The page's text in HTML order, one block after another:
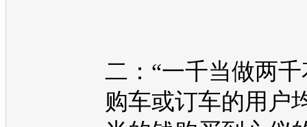
二：“一千当做两千
购车或订车的用户